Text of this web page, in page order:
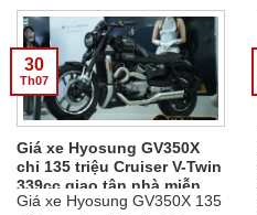
không tìm kiếm một chiếc xe
chỉ để đi làm hằng ngày...
Giá xe Hyosung GV350X
chỉ 135 triệu Cruiser V-Twin
339cc giao tận nhà miễn
phí
Giá xe Hyosung GV350X 135
30
Th07